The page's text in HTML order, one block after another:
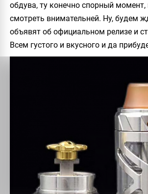
обдува, ту конечно спорный момент,
смотреть внимательней. Ну, будем
объявят об официальном релизе и
Всем густого и вкусного и да